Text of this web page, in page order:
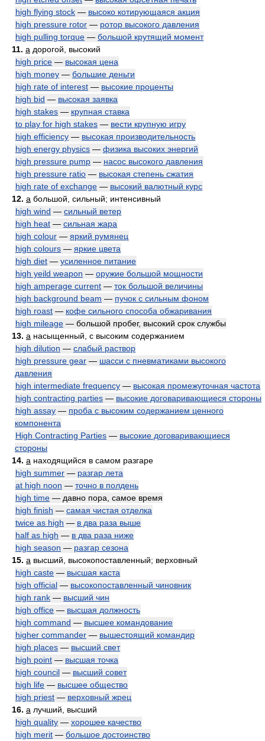
high flying stock — высоко котирующаяся акция
high pressure rotor — ротор высокого давления
high pulling torque — большой крутящий момент
11. a дорогой, высокий
high price — высокая цена
high money — большие деньги
high rate of interest — высокие проценты
high bid — высокая заявка
high stakes — крупная ставка
to play for high stakes — вести крупную игру
high efficiency — высокая производительность
high energy physics — физика высоких энергий
high pressure pump — насос высокого давления
high pressure ratio — высокая степень сжатия
high rate of exchange — высокий валютный курс
12. a большой, сильный; интенсивный
high wind — сильный ветер
high heat — сильная жара
high colour — яркий румянец
high colours — яркие цвета
high diet — усиленное питание
high yeild weapon — оружие большой мощности
high amperage current — ток большой величины
high background beam — пучок с сильным фоном
high roast — кофе сильного способа обжаривания
high mileage — большой пробег, высокий срок службы
13. a насыщенный, с высоким содержанием
high dilution — слабый раствор
high pressure gear — шасси с пневматиками высокого
давления
high intermediate frequency — высокая промежуточная частота
high contracting parties — высокие договаривающиеся стороны
high assay — проба с высоким содержанием ценного
компонента
High Contracting Parties — высокие договаривающиеся
стороны
14. a находящийся в самом разгаре
high summer — разгар лета
at high noon — точно в полдень
high time — давно пора, самое время
high finish — самая чистая отделка
twice as high — в два раза выше
half as high — в два раза ниже
high season — разгар сезона
15. a высший, высокопоставленный; верховный
high caste — высшая каста
high official — высокопоставленный чиновник
high rank — высший чин
high office — высшая должность
high command — высшее командование
higher commander — вышестоящий командир
high places — высший свет
high point — высшая точка
high council — высший совет
high life — высшее общество
high priest — верховный жрец
16. a лучший, высший
high quality — хорошее качество
high merit — большое достоинство